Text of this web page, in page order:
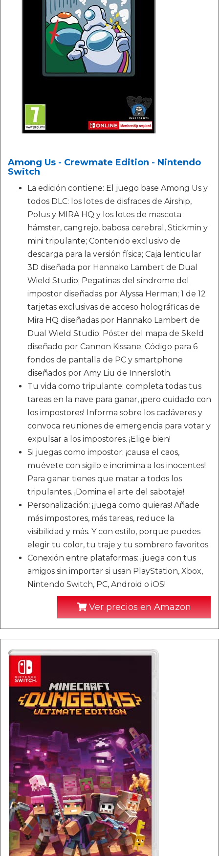
Among Us - Crewmate Edition - Nintendo
Switch
La edición contiene: El juego base Among Us y
todos DLC: los lotes de disfraces de Airship,
Polus y MIRA HQ y los lotes de mascota
hámster, cangrejo, babosa cerebral, Stickmin y
mini tripulante; Contenido exclusivo de
descarga para la versión física; Caja lenticular
3D diseñada por Hannako Lambert de Dual
Wield Studio; Pegatinas del síndrome del
impostor diseñadas por Alyssa Herman; 1 de 12
tarjetas exclusivas de acceso holográficas de
Mira HQ diseñadas por Hannako Lambert de
Dual Wield Studio; Póster del mapa de Skeld
diseñado por Cannon Kissane; Código para 6
fondos de pantalla de PC y smartphone
diseñados por Amy Liu de Innersloth.
Tu vida como tripulante: completa todas tus
tareas en la nave para ganar, ¡pero cuidado con
los impostores! Informa sobre los cadáveres y
convoca reuniones de emergencia para votar y
expulsar a los impostores. ¡Elige bien!
Si juegas como impostor: ¡causa el caos,
muévete con sigilo e incrimina a los inocentes!
Para ganar tienes que matar a todos los
tripulantes. ¡Domina el arte del sabotaje!
Personalización: ¡juega como quieras! Añade
más impostores, más tareas, reduce la
visibilidad y más. Y con estilo, porque puedes
elegir tu color, tu traje y tu sombrero favoritos.
Conexión entre plataformas: ¡juega con tus
amigos sin importar si usan PlayStation, Xbox,
Nintendo Switch, PC, Android o iOS!
Ver precios en Amazon